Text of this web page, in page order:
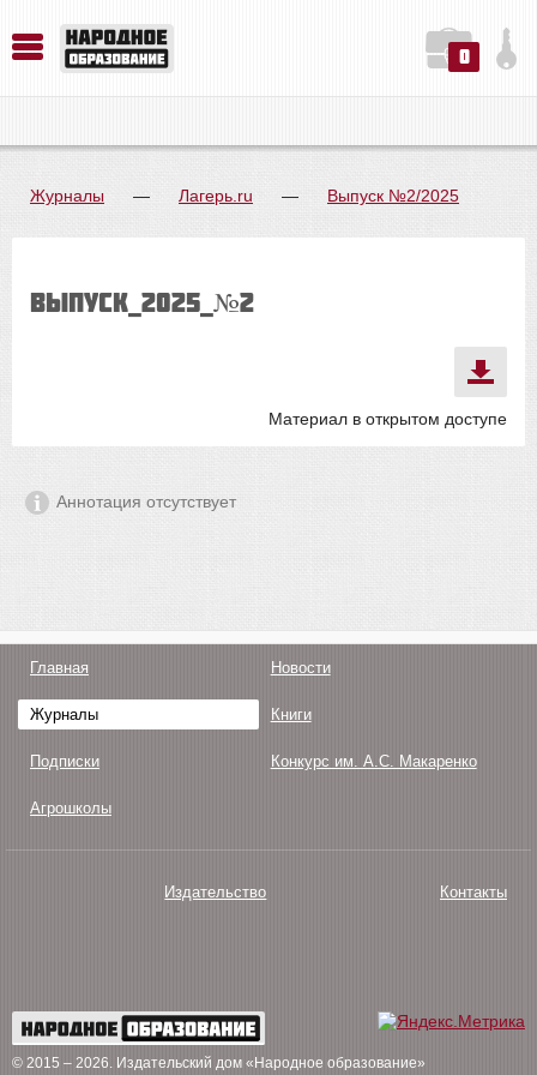
0
Журналы — Лагерь.ru — Выпуск №2/2025
выпуск_2025_№2
Материал в открытом доступе
Аннотация отсутствует
Главная Новости
Журналы Книги
Подписки Конкурс им. А.С. Макаренко
Агрошколы
Издательство Контакты
© 2015 – 2026. Издательский дом «Народное образование»